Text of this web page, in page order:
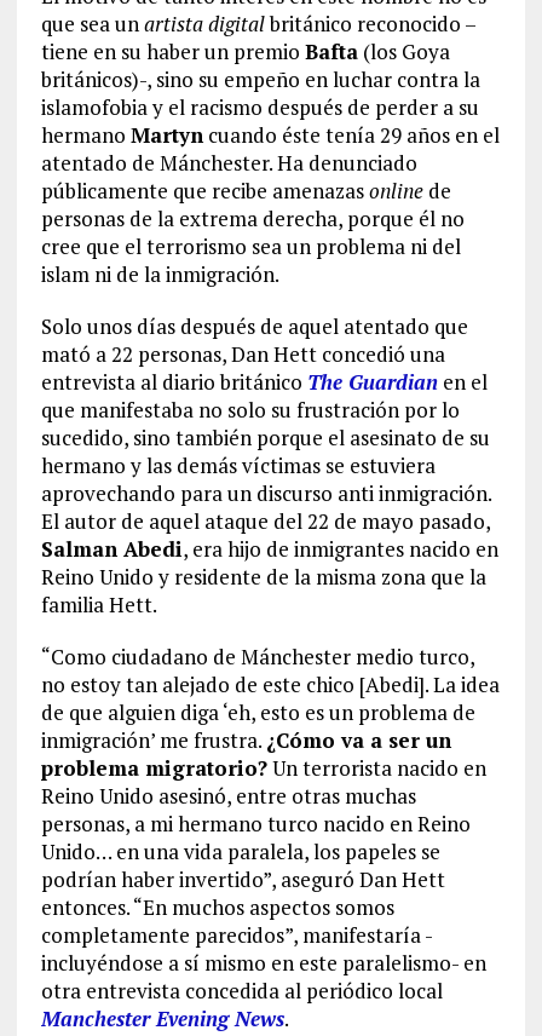
que sea unartista digitalbritánico reconocido –
tiene en su haber un premio Bafta(los Goya
británicos)-, sino su empeño en luchar contra la
islamofobia y el racismo después de perder a su
hermano Martyncuando éste tenía 29 años en el
atentado de Mánchester. Ha denunciado
públicamente que recibe amenazasonlinede
personas de la extrema derecha, porque él no
cree que el terrorismo sea un problema ni del
islam ni de la inmigración.
Solo unos días después de aquel atentado que
mató a 22 personas, Dan Hett concedió una
entrevista al diario británico The Guardianen el
que manifestaba no solo su frustración por lo
sucedido, sino también porque el asesinato de su
hermano y las demás víctimas se estuviera
aprovechando para un discurso anti inmigración.
El autor de aquel ataque del 22 de mayo pasado,
Salman Abedi, era hijo de inmigrantes nacido en
Reino Unido y residente de la misma zona que la
familia Hett.
“Como ciudadano de Mánchester medio turco,
no estoy tan alejado de este chico [Abedi]. La idea
de que alguien diga ‘eh, esto es un problema de
inmigración’ me frustra. ¿Cómo va a ser un
problema migratorio?Un terrorista nacido en
Reino Unido asesinó, entre otras muchas
personas, a mi hermano turco nacido en Reino
Unido… en una vida paralela, los papeles se
podrían haber invertido”, aseguró Dan Hett
entonces. “En muchos aspectos somos
completamente parecidos”, manifestaría -
incluyéndose a sí mismo en este paralelismo- en
otra entrevista concedida al periódico local
Manchester Evening News.